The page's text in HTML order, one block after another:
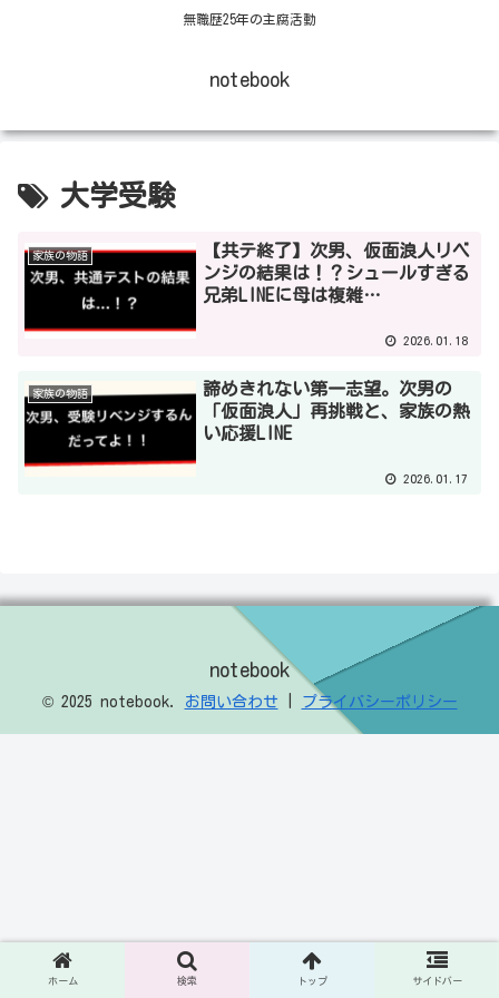
無職歴25年の主腐活動
notebook
大学受験
家族の物語
【共テ終了】次男、仮面浪人リベ
ンジの結果は！？シュールすぎる
兄弟LINEに母は複雑…
2026.01.18
家族の物語
諦めきれない第一志望。次男の
「仮面浪人」再挑戦と、家族の熱
い応援LINE
2026.01.17
notebook
© 2025 notebook. お問い合わせ プライバシーポリシー
ホーム 検索 トップ サイドバー